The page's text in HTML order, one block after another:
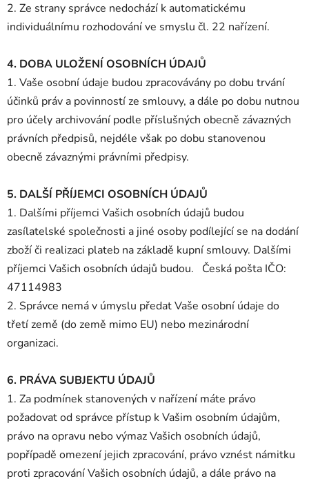
2. Ze strany správce nedochází k automatickému
individuálnímu rozhodování ve smyslu čl. 22 nařízení.
4. DOBA ULOŽENÍ OSOBNÍCH ÚDAJŮ
1. Vaše osobní údaje budou zpracovávány po dobu trvání
účinků práv a povinností ze smlouvy, a dále po dobu nutnou
pro účely archivování podle příslušných obecně závazných
právních předpisů, nejdéle však po dobu stanovenou
obecně závaznými právními předpisy.
5. DALŠÍ PŘÍJEMCI OSOBNÍCH ÚDAJŮ
1. Dalšími příjemci Vašich osobních údajů budou
zasílatelské společnosti a jiné osoby podílející se na dodání
zboží či realizaci plateb na základě kupní smlouvy. Dalšími
příjemci Vašich osobních údajů budou. Česká pošta IČO:
47114983
2. Správce nemá v úmyslu předat Vaše osobní údaje do
třetí země (do země mimo EU) nebo mezinárodní
organizaci.
6. PRÁVA SUBJEKTU ÚDAJŮ
1. Za podmínek stanovených v nařízení máte právo
požadovat od správce přístup k Vašim osobním údajům,
právo na opravu nebo výmaz Vašich osobních údajů,
popřípadě omezení jejich zpracování, právo vznést námitku
proti zpracování Vašich osobních údajů, a dále právo na